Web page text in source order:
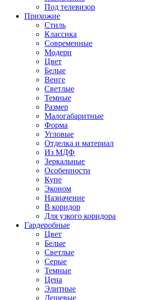
Под телевизор
Прихожие
Стиль
Классика
Современные
Модерн
Цвет
Белые
Венге
Светлые
Темные
Размер
Малогабаритные
Форма
Угловые
Отделка и материал
Из МДФ
Зеркальные
Особенности
Купе
Эконом
Назначение
В коридор
Для узкого коридора
Гардеробные
Цвет
Белые
Светлые
Серые
Темные
Цена
Элитные
Дешевые